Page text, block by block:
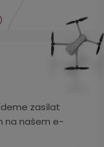
zasílat
na našem e-